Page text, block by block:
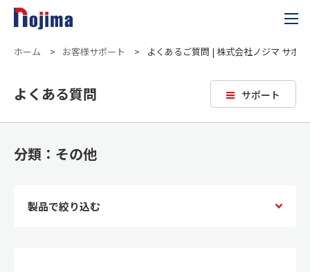
ホーム > お客様サポート > よくあるご質問 | 株式会社ノジマ サポ
サポート
よくある質問
分類：その他
製品で絞り込む